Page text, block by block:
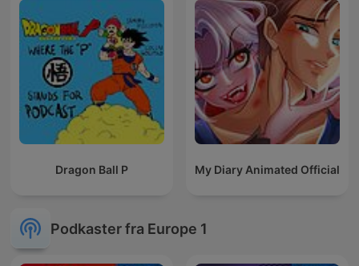
Dragon Ball P My Diary Animated Official
Podkaster fra Europe 1